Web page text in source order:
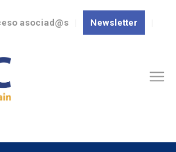
Newsletter
asociad@s